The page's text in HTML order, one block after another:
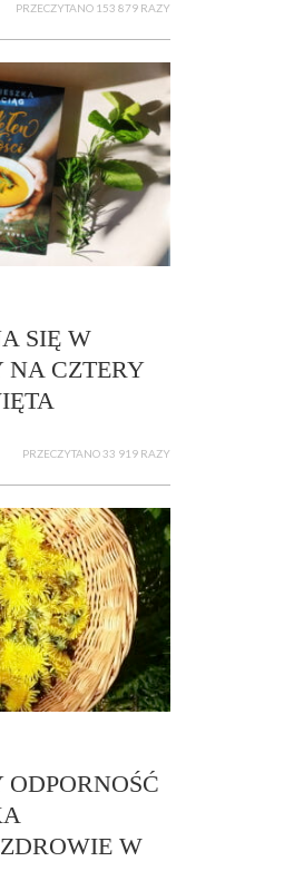
PRZECZYTANO 153 879 RAZY
SIĘ W
NA CZTERY
PRZECZYTANO 33 919 RAZY
W